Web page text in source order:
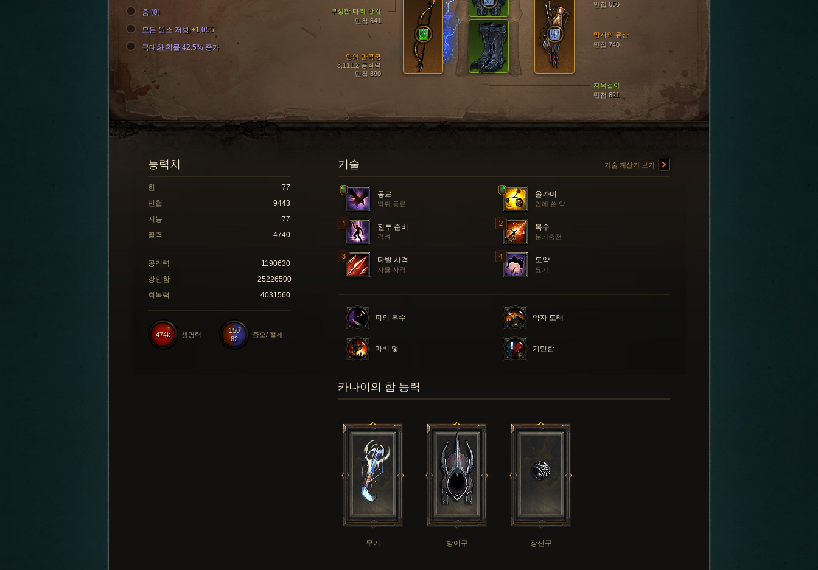
지옥걸이
민첩 621
부정한 다리 판갑
민첩 641
양의 만곡궁
3,111.2 공격력
민첩 890
망자의 유산
민첩 740
민첩 650
홈 (0)
모든 원소 저항 +1,055
극대화 확률 42.5% 증가
기술 기술 계산기 보기
동료
박쥐 동료
올가미
입에 쓴 약
전투 준비
격려
복수
분기충천
다발 사격
자율 사격
도약
묘기
피의 복수 약자 도태
마비 덫 기민함
능력치
힘
77
민첩
9443
지능
77
활력
4740
공격력
1190630
강인함
25226500
회복력
4031560
150
82
증오/ 절제
474k 생명력
카나이의 함 능력
무기 방어구 장신구